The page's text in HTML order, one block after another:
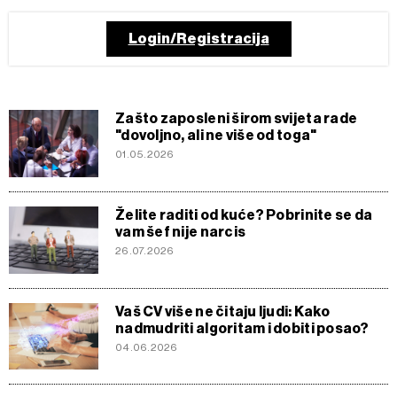
Login/Registracija
Zašto zaposleni širom svijeta rade
"dovoljno, ali ne više od toga"
01.05.2026
Želite raditi od kuće? Pobrinite se da
vam šef nije narcis
26.07.2026
Vaš CV više ne čitaju ljudi: Kako
nadmudriti algoritam i dobiti posao?
04.06.2026